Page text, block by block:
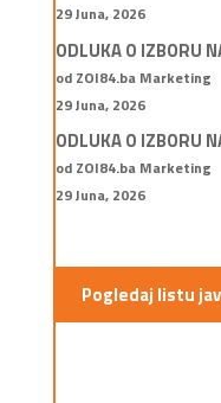
29 Juna, 2026
ODLUKA O IZBORU
od ZOI84.ba Marketing
29 Juna, 2026
ODLUKA O IZBORU
od ZOI84.ba Marketing
29 Juna, 2026
Pogledaj listu